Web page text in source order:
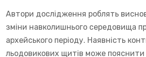
Автори дослідження роблять
зміни навколишнього середовища
архейського періоду. Наявність
льодовикових щитів може